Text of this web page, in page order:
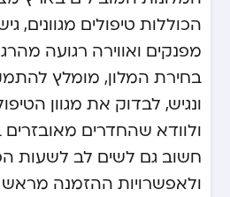
הכוללות טיפולים מגוונים,
מפנקים ואווירה רגועה
בחירת המלון, מומלץ
ונגיש, לבדוק את מגוון
ולוודא שהחדרים
חשוב גם לשים לב לשעות
ולאפשרויות ההזמנה מראש